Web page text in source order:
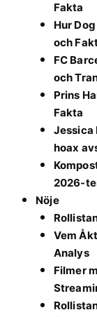
Fakta
Hur
och
FC
och
Prins
Fakta
Jessica
hoax
2026-
Nöje
Vem
Analys
Filmer